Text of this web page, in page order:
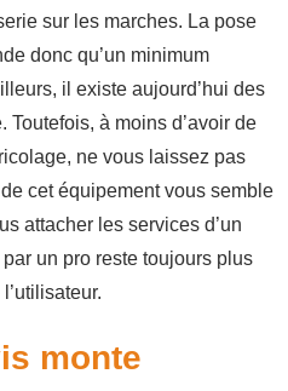
sur les marches. La pose
donc qu’un minimum
il existe aujourd’hui des
Toutefois, à moins d’avoir de
ne vous laissez pas
cet équipement vous semble
attacher les services d’un
un pro reste toujours plus
monte